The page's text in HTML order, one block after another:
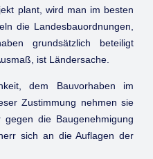
plant, wird man im besten
die Landesbauordnungen,
grundsätzlich beteiligt
ist Ländersache.
dem Bauvorhaben im
Zustimmung nehmen sie
die Baugenehmigung
sich an die Auflagen der